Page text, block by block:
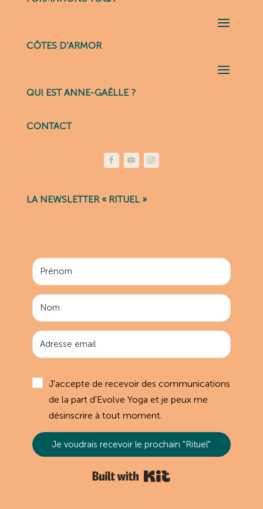
CÔTES D’ARMOR
QUI EST ANNE-GAËLLE ?
CONTACT
LA NEWSLETTER « RITUEL »
J'accepte de recevoir des communications
de la part d'Evolve Yoga et je peux me
désinscrire à tout moment.
Je voudrais recevoir le prochain "Rituel"